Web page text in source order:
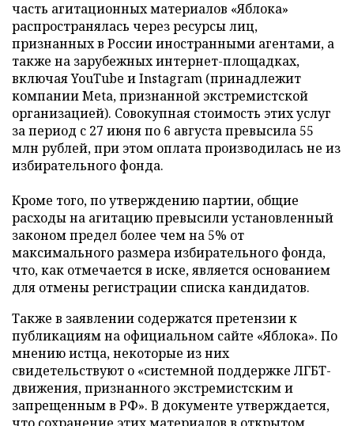
часть агитационных материалов «Яблока»
распространялась через ресурсы лиц,
признанных в России иностранными агентами, а
также на зарубежных интернет-площадках,
включая YouTube и Instagram (принадлежит
компании Meta, признанной экстремистской
организацией). Совокупная стоимость этих услуг
за период с 27 июня по 6 августа превысила 55
млн рублей, при этом оплата производилась не из
избирательного фонда.
Кроме того, по утверждению партии, общие
расходы на агитацию превысили установленный
законом предел более чем на 5% от
максимального размера избирательного фонда,
что, как отмечается в иске, является основанием
для отмены регистрации списка кандидатов.
Также в заявлении содержатся претензии к
публикациям на официальном сайте «Яблока». По
мнению истца, некоторые из них
свидетельствуют о «системной поддержке ЛГБТ-
движения, признанного экстремистским и
запрещенным в РФ». В документе утверждается,